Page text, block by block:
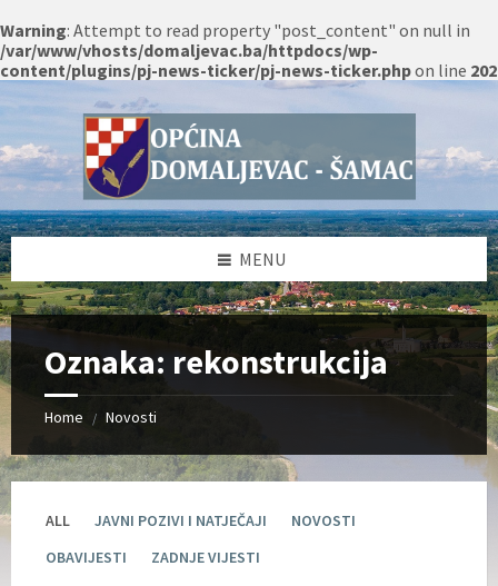
Warning: Attempt to read property "post_content" on null in
/var/www/vhosts/domaljevac.ba/httpdocs/wp-
content/plugins/pj-news-ticker/pj-news-ticker.phpon line 202
Skip
to
Skip
to
sidebar
Skip
to
sidebar
Skip
to
MENU
Oznaka: rekonstrukcija
Home / Novosti
ALL JAVNI POZIVI I NATJEČAJI
NOVOSTI
OBAVIJESTI
ZADNJE VIJESTI